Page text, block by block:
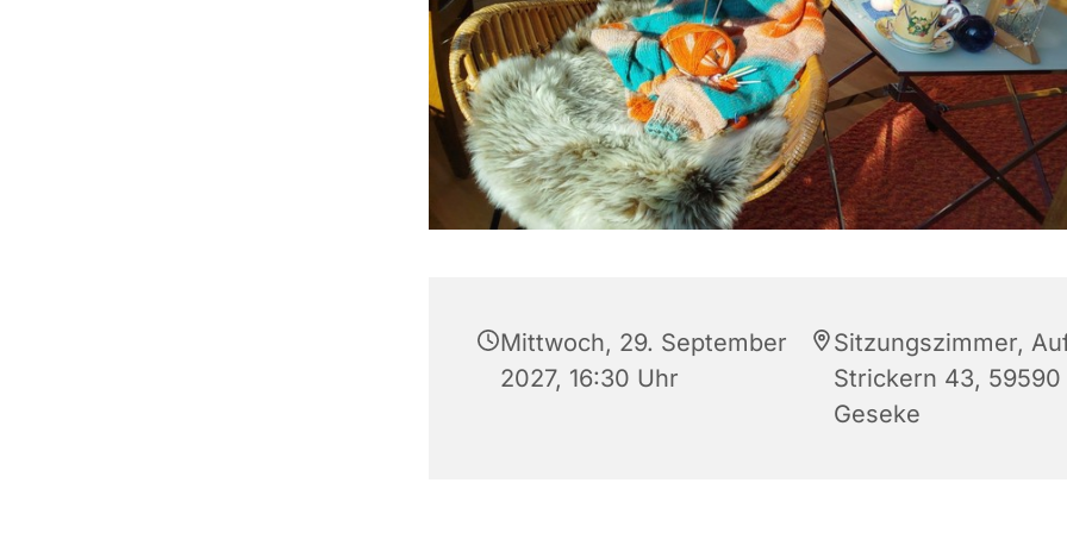
Mittwoch, 29. September
2027, 16:30 Uhr
Sitzungszimmer,
Strickern 43, 59590
Geseke